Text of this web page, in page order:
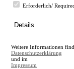
en
A
A
Erforderlich/
Details
Weitere Informationen
Datenschutzerklärung
und im
Impressum